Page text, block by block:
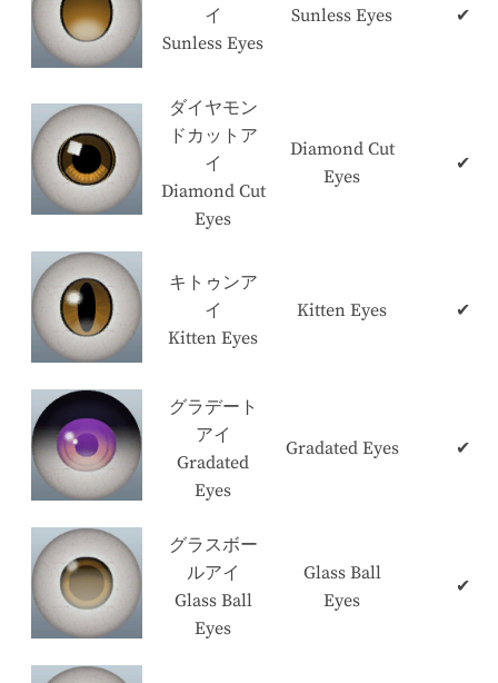
イ
Sunless Eyes
Sunless Eyes ✔
ダイヤモン
ドカットア
イ
Diamond Cut
Eyes
Diamond Cut
Eyes
✔
キトゥンア
イ
Kitten Eyes
Kitten Eyes ✔
グラデート
アイ
Gradated
Eyes
Gradated Eyes ✔
グラスボー
ルアイ
Glass Ball
Eyes
Glass Ball
Eyes
✔